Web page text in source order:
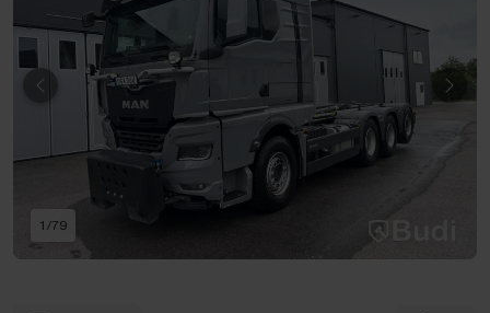
Föregående
1 /79